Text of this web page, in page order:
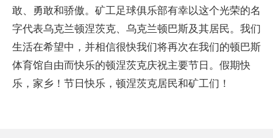
敢、勇敢和骄傲。矿工足球俱乐部有幸以这个光荣的名
字代表乌克兰顿涅茨克、乌克兰顿巴斯及其居民。我们
生活在希望中，并相信很快我们将再次在我们的顿巴斯
体育馆自由而快乐的顿涅茨克庆祝主要节日。假期快
乐，家乡！节日快乐，顿涅茨克居民和矿工们！